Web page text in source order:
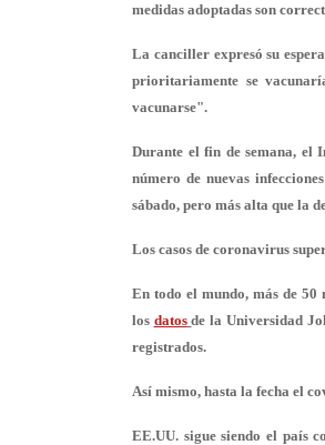
medidas adoptadas son
La canciller expresó su
prioritariamente se
vacunarse".
Durante el fin de semana, el
número de nuevas
sábado, pero más alta que la
Los casos de coronavirus
En todo el mundo, más de 50
los datos de la Universidad
registrados.
Así mismo, hasta la fecha el
EE.UU. sigue siendo el país